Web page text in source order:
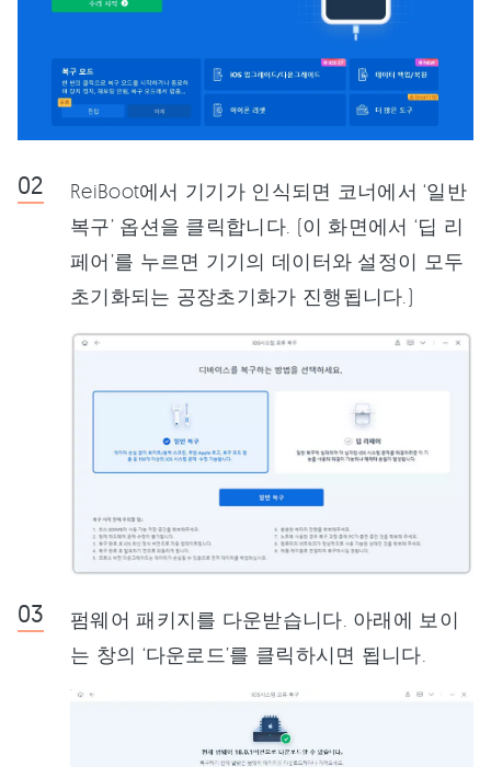
ReiBoot에서 기기가 인식되면 코너에서 ‘일반
복구’ 옵션을 클릭합니다. (이 화면에서 ‘딥 리
페어’를 누르면 기기의 데이터와 설정이 모두
초기화되는 공장초기화가 진행됩니다.)
펌웨어 패키지를 다운받습니다. 아래에 보이
는 창의 ‘다운로드’를 클릭하시면 됩니다.